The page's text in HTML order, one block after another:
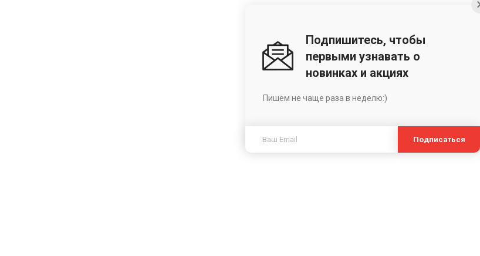
Подпишитесь, чтобы
первыми узнавать о
новинках и акциях
Пишем не чаще раза в неделю:)
Подписаться